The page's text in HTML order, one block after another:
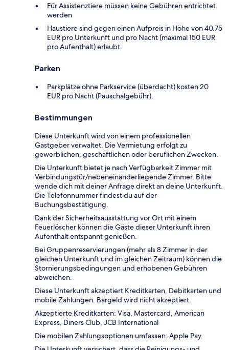
Für Assistenztiere müssen keine Gebühren entrichtet
werden
Haustiere sind gegen einen Aufpreis in Höhe von 40.75
EUR pro Unterkunft und pro Nacht (maximal 150 EUR
pro Aufenthalt) erlaubt.
Parken
Parkplätze ohne Parkservice (überdacht) kosten 20
EUR pro Nacht (Pauschalgebühr).
Bestimmungen
Diese Unterkunft wird von einem professionellen
Gastgeber verwaltet. Die Vermietung erfolgt zu
gewerblichen, geschäftlichen oder beruflichen Zwecken.
Die Unterkunft bietet je nach Verfügbarkeit Zimmer mit
Verbindungstür/nebeneinanderliegende Zimmer. Bitte
wende dich mit deiner Anfrage direkt an deine Unterkunft.
Die Telefonnummer findest du auf der
Buchungsbestätigung.
Dank der Sicherheitsausstattung vor Ort mit einem
Feuerlöscher können die Gäste dieser Unterkunft ihren
Aufenthalt entspannt genießen.
Bei Gruppenreservierungen (mehr als 8 Zimmer in der
gleichen Unterkunft und im gleichen Zeitraum) können die
Stornierungsbedingungen und erhobenen Gebühren
abweichen.
Diese Unterkunft akzeptiert Kreditkarten, Debitkarten und
mobile Zahlungen. Bargeld wird nicht akzeptiert.
Akzeptierte Kreditkarten: Visa, Mastercard, American
Express, Diners Club, JCB International
Die mobilen Zahlungsoptionen umfassen: Apple Pay.